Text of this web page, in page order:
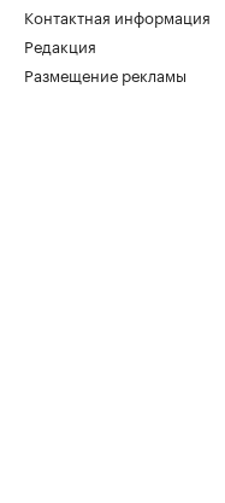
Контактная информация
Редакция
Размещение рекламы